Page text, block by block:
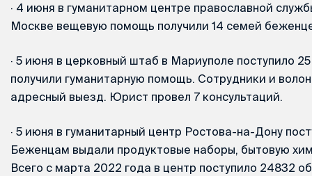
· 4 июня в гуманитарном центре православной
Москве вещевую помощь получили 14 семей
· 5 июня в церковный штаб в Мариуполе поступило
получили гуманитарную помощь. Сотрудники и
адресный выезд. Юрист провел 7 консультаций.
· 5 июня в гуманитарный центр Ростова-на-Дону
Беженцам выдали продуктовые наборы, бытовую
Всего с марта 2022 года в центр поступило 24832